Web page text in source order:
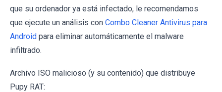
que su ordenador ya está infectado, le recomendamos
que ejecute un análisis con Combo Cleaner Antivirus para
Android para eliminar automáticamente el malware
infiltrado.
Archivo ISO malicioso (y su contenido) que distribuye
Pupy RAT: